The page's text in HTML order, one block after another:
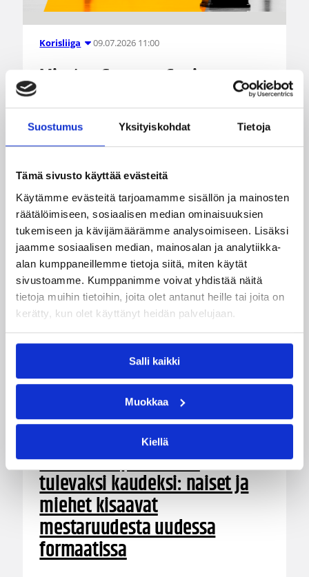
Suostumus Yksityiskohdat Tietoja
Tämä sivusto käyttää evästeitä
Käytämme evästeitä tarjoamamme sisällön ja mainosten
räätälöimiseen, sosiaalisen median ominaisuuksien
tukemiseen ja kävijämäärämme analysoimiseen. Lisäksi
jaamme sosiaalisen median, mainosalan ja analytiikka-
alan kumppaneillemme tietoja siitä, miten käytät
sivustoamme. Kumppanimme voivat yhdistää näitä
tietoja muihin tietoihin, joita olet antanut heille tai joita on
kerätty, kun olet käyttänyt heidän palvelujaan.
Salli kaikki
Muokkaa
Kiellä
Korisliiga 09.07.2026 11:00
Miesten Suomen Cupin
lohkovaiheen otteluohjelma
julkaistu
pelattavalla lohkovaiheella ja mestari on selvillä
Paluuseen tekevään Suomen Cupiin osallistuvat
kaikki Korisliigassa pelaavat 12 joukkuetta
Pääjuttu 12.06.2026 09:30
Suomen Cup uudistuu
tulevaksi kaudeksi: naiset ja
miehet kisaavat
mestaruudesta uudessa
formaatissa